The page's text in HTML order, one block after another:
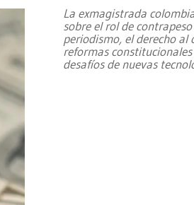
La exmagistrada
sobre el rol de
periodismo, el derecho al
reformas
desafíos de nuevas